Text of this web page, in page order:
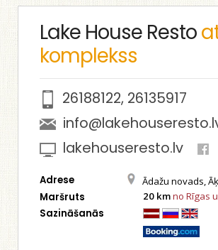
Lake House Resto
komplekss
26188122, 26135917
lakehouseresto.lv
Adrese Ādažu novads,
Maršruts 20 kmno Rīgas
Sazināšanās